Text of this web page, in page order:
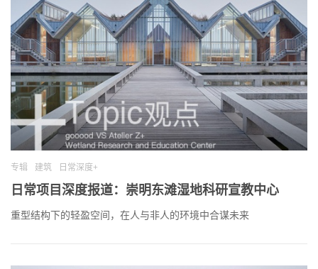
专辑 建筑 日常深度+
日常项目深度报道：崇明东滩湿地科研宣教中心
重型结构下的轻盈空间，在人与非人的环境中合谋未来